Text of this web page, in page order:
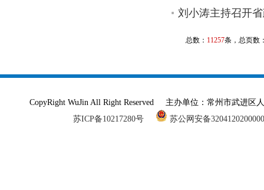
刘小涛主持召开
总数： 11257条，总页数
CopyRight WuJin All Right Reserved 主办单位：常州市武进
苏ICP备10217280号
苏公网安备